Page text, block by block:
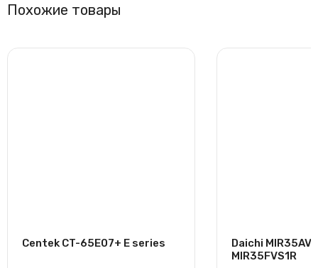
Похожие товары
Centek CT-65E07+ E series
Daichi
MIR35FVS1R